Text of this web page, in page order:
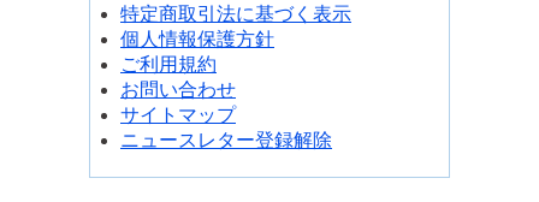
特定商取引法に基づく表示
個人情報保護方針
ご利用規約
お問い合わせ
サイトマップ
ニュースレター登録解除